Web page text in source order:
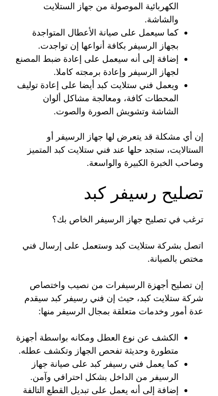
الكهربائية الموصولة من جهاز الستلايت
والشاشة.
كما سيعمل على صيانة الأعطال المتواجدة
بجهاز الرسيفر بكافة أنواعها إن تواجدت.
إضافة إلى أنه سيعمل على إعادة ضبط المصنع
لجهاز الرسيفر وإعادة برمجته كاملا.
ويعمل فني ستلايت كبد أيضا على إعادة توليف
المحطات كافة، ومعالجة مشاكل ألوان
الشاشة وتشويش الصورة والصوت.
إن أي مشكلة قد يتعرض لها جهاز الرسيفر أو
الستالايت، ستجد حلها عند فني ستلايت كبد المتميز
وصاحب الخبرة الكبيرة والواسعة.
تصليح رسيفر كبد
ترغب في تصليح جهاز الرسيفر الخاص بك؟
اتصل بشركة ستلايت كبد وستعمل على إرسال فني
مختص بالصيانة.
إن تصليح أجهزة الرسيفرات من نصيب واختصاص
شركة ستلايت كبد، حيث إن فني رسيفر كبد سيقدم
عدة أمور وخدمات متعلقة بمجال الرسيفر منها:
الكشف عن نوع العطل ومكانه بواسطة أجهزة
متطورة وحديثة تفحص الجهاز وتكشف عطله.
كما يعمل فني رسيفر كبد على صيانة جهاز
الرسيفر من الداخل بشكل احترافي وآمن.
إضافة إلى أنه يعمل على تبديل القطع التالفة